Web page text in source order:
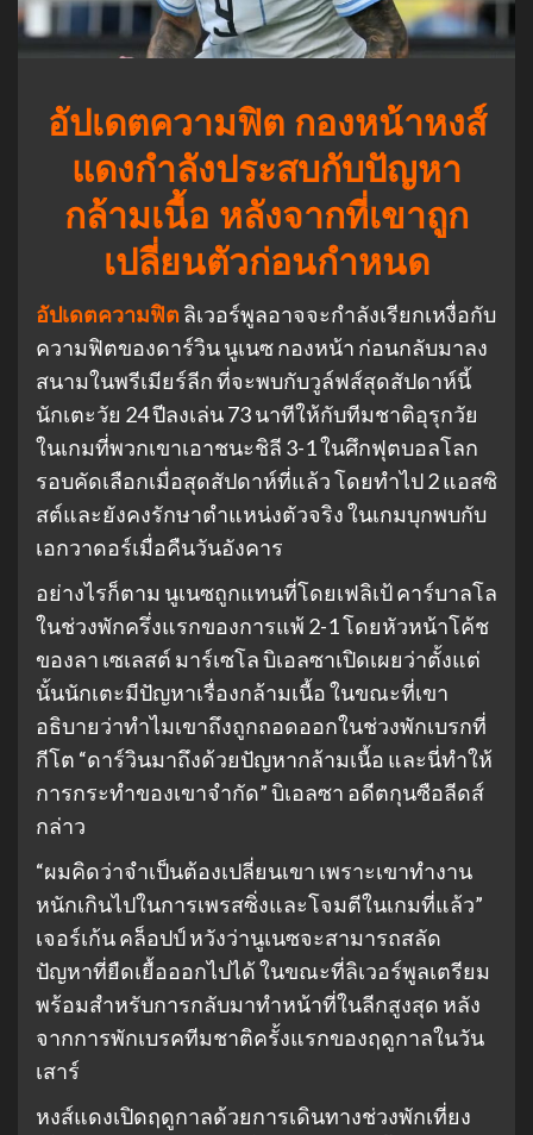
อัปเดตความฟิต กองหน้าหงส์
แดงกำลังประสบกับปัญหา
กล้ามเนื้อ หลังจากที่เขาถูก
เปลี่ยนตัวก่อนกำหนด
อัปเดตความฟิตลิเวอร์พูลอาจจะกำลังเรียกเหงื่อกับ
ความฟิตของดาร์วิน นูเนซ กองหน้า ก่อนกลับมาลง
สนามในพรีเมียร์ลีก ที่จะพบกับวูล์ฟส์สุดสัปดาห์นี้
นักเตะวัย 24 ปีลงเล่น 73 นาทีให้กับทีมชาติอุรุกวัย
ในเกมที่พวกเขาเอาชนะชิลี 3-1 ในศึกฟุตบอลโลก
รอบคัดเลือกเมื่อสุดสัปดาห์ที่แล้ว โดยทำไป 2 แอสซิ
สต์และยังคงรักษาตำแหน่งตัวจริง ในเกมบุกพบกับ
เอกวาดอร์เมื่อคืนวันอังคาร
อย่างไรก็ตาม นูเนซถูกแทนที่โดยเฟลิเป้ คาร์บาลโล
ในช่วงพักครึ่งแรกของการแพ้ 2-1 โดยหัวหน้าโค้ช
ของลา เซเลสต์ มาร์เซโล บิเอลซาเปิดเผยว่าตั้งแต่
นั้นนักเตะมีปัญหาเรื่องกล้ามเนื้อ ในขณะที่เขา
อธิบายว่าทำไมเขาถึงถูกถอดออกในช่วงพักเบรกที่
กีโต “ดาร์วินมาถึงด้วยปัญหากล้ามเนื้อ และนี่ทำให้
การกระทำของเขาจำกัด” บิเอลซา อดีตกุนซือลีดส์
กล่าว
“ผมคิดว่าจำเป็นต้องเปลี่ยนเขา เพราะเขาทำงาน
หนักเกินไปในการเพรสซิ่งและโจมตีในเกมที่แล้ว”
เจอร์เก้น คล็อปป์ หวังว่านูเนซจะสามารถสลัด
ปัญหาที่ยืดเยื้อออกไปได้ ในขณะที่ลิเวอร์พูลเตรียม
พร้อมสำหรับการกลับมาทำหน้าที่ในลีกสูงสุด หลัง
จากการพักเบรคทีมชาติครั้งแรกของฤดูกาลในวัน
เสาร์
หงส์แดงเปิดฤดูกาลด้วยการเดินทางช่วงพักเที่ยง